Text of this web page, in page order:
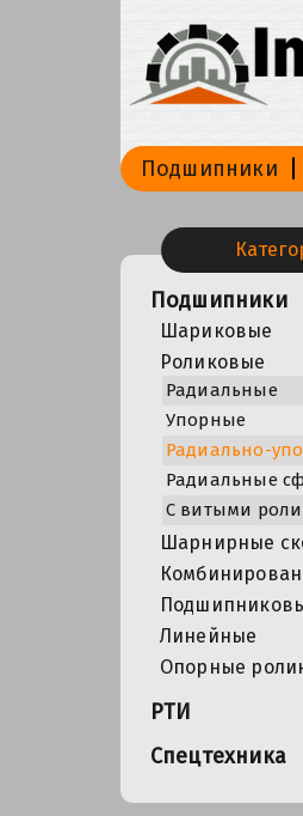
Подшипники
Подшипники
Шариковые
Роликовые
Радиальные
Упорные
Радиально-
Радиальные
С витыми
Шарнирные
Линейные
Опорные
РТИ
Спецтехника